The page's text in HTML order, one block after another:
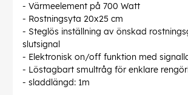
- Värmeelement på 700 Watt
- Rostningsyta 20x25 cm
- Steglös inställning av önskad
slutsignal
- Elektronisk on/off funktion med
- Löstagbart smultråg för enklare
- sladdlängd: 1m